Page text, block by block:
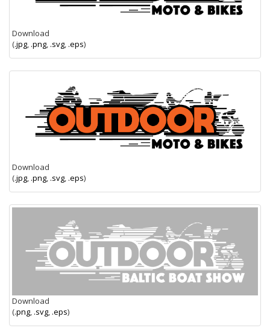
Download
(.jpg, .png, .svg, .eps)
Download
(.jpg, .png, .svg, .eps)
Download
(.png, .svg, .eps)